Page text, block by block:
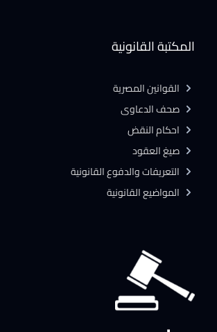
المكتبة القانونية
القوانين المصرية
صحف الدعاوى
احكام النقض
صيغ العقود
التعريفات والدفوع القانونية
المواضيع القانونية